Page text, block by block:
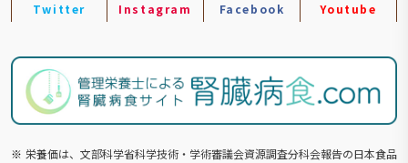
Twitter Instagram Facebook Youtube
※ 栄養価は、文部科学省科学技術・学術審議会資源調査分科会報告の⽇本食品